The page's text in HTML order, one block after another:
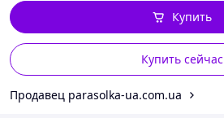
Купить сейчас
Купить
Продавец parasolka-ua.com.ua